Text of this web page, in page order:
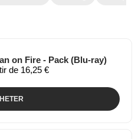
on Fire - Pack (Blu-ray)
de 16,25 €